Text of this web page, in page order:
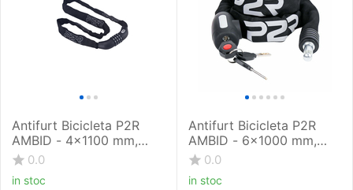
Antifurt Bicicleta P2R
AMBID - 4x1100 mm,
Negru
0.0
in stoc
Antifurt Bicicleta P2R
AMBID - 6x1000 mm,
Negru
0.0
in stoc